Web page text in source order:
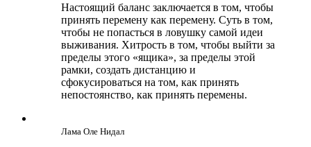
Настоящий баланс заключается в том, чтобы
принять перемену как перемену. Суть в том,
чтобы не попасться в ловушку самой идеи
выживания. Хитрость в том, чтобы выйти за
пределы этого «ящика», за пределы этой
рамки, создать дистанцию и
сфокусироваться на том, как принять
непостоянство, как принять перемены.
Лама Оле Нидал